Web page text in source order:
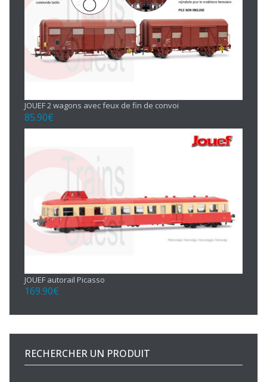
JOUEF 2 wagons avec feux de fin de convoi
85.90€
JOUEF autorail Picasso
169.90€
RECHERCHER UN PRODUIT